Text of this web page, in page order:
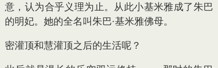
意，认为合乎义理为止。从此小基米雅成了朱巴
的明妃。她的全名叫朱巴·基米雅佛母。
密灌顶和慧灌顶之后的生活呢？